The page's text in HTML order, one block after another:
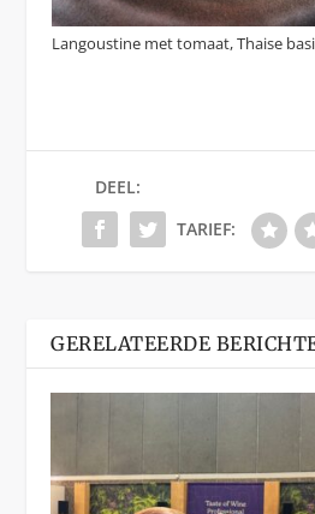
Langoustine met tomaat, Thaise
DEEL:
TARIEF:
GERELATEERDE